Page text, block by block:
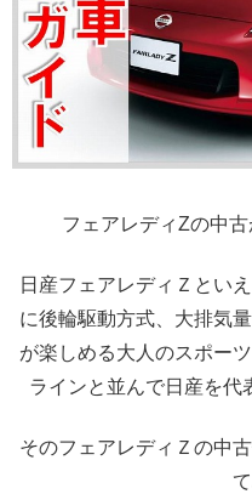
フェアレディZの中古
日産フェアレディＺとい
に後輪駆動方式、大排気
が楽しめる大人のスポー
ラインと並んで日産を代
そのフェアレディＺの中